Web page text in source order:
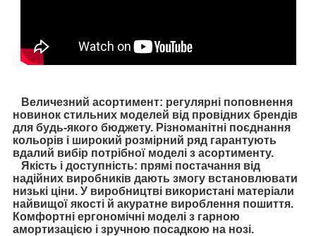
Величезний асортимент: регулярні поповнення
новинок стильних моделей від провідних брендів
для будь-якого бюджету. Різноманітні поєднання
кольорів і широкий розмірний ряд гарантують
вдалий вибір потрібної моделі з асортименту.
Якість і доступність: прямі постачання від
надійних виробників дають змогу встановлювати
низькі ціни. У виробництві використані матеріали
найвищої якості й акуратне вироблення пошиття.
Комфортні ергономічні моделі з гарною
амортизацією і зручною посадкою на нозі.